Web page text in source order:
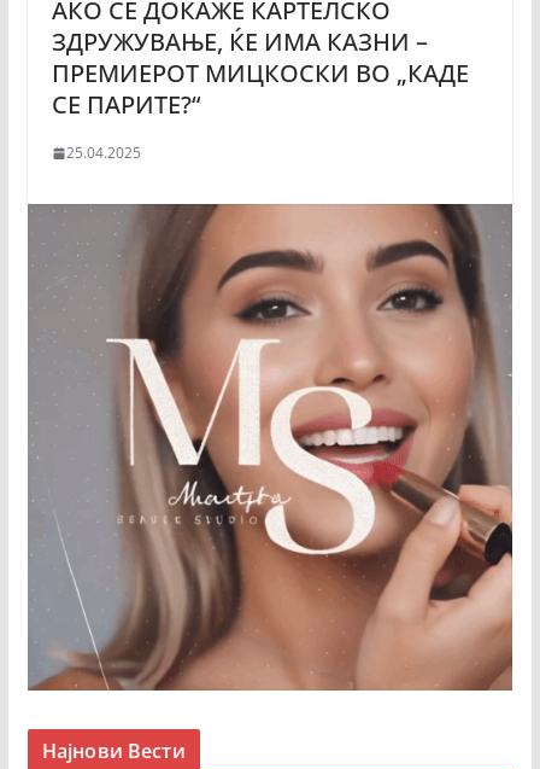
АКО СЕ ДОКАЖЕ КАРТЕЛСКО
ЗДРУЖУВАЊЕ, ЌЕ ИМА КАЗНИ –
ПРЕМИЕРОТ МИЦКОСКИ ВО „КАДЕ
СЕ ПАРИТЕ?“
25.04.2025
Најнови Вести